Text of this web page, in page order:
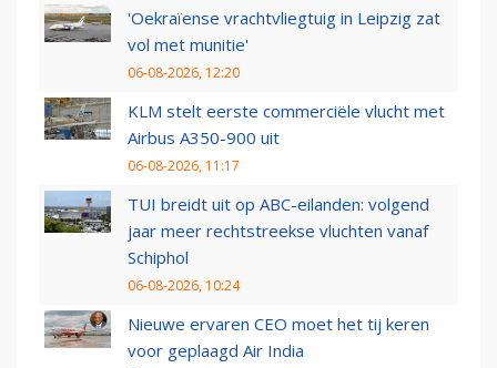
'Oekraïense vrachtvliegtuig in Leipzig zat
vol met munitie'
06-08-2026, 12:20
KLM stelt eerste commerciële vlucht met
Airbus A350-900 uit
06-08-2026, 11:17
TUI breidt uit op ABC-eilanden: volgend
jaar meer rechtstreekse vluchten vanaf
Schiphol
06-08-2026, 10:24
Nieuwe ervaren CEO moet het tij keren
voor geplaagd Air India